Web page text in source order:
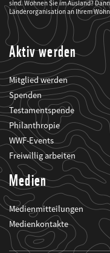
über
seine
Projekte
informiert.
sind. Wohnen Sie im Ausland?
Länderorganisation an Ihrem
Aktiv werden
Mitglied werden
Spenden
Testamentspende
Philanthropie
WWF-Events
Freiwillig arbeiten
Medien
Medienmitteilungen
Medienkontakte